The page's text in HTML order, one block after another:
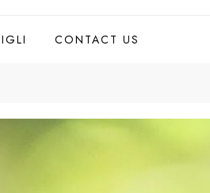
CONTACT US